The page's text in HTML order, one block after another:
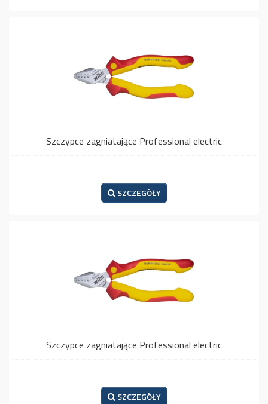
Szczypce zagniatające Professional electric
SZCZEGÓŁY
Szczypce zagniatające Professional electric
SZCZEGÓŁY